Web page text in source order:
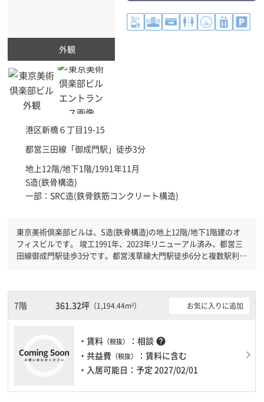
外観
港区新橋６丁目19-15
都営三田線「御成門駅 」徒歩3分
地上12階/地下1階/1991年11月
S造(鉄骨構造)
一部：SRC造(鉄骨鉄筋コンクリート構造)
東京美術倶楽部ビルは、S造(鉄骨構造)の地上12階/地下1階建のオ
フィスビルです。 竣工1991年、2023年リニューアル済み、都営三
田線御成門駅徒歩3分です。都営浅草線大門駅徒歩6分と複数駅利用
かりとしています。土日・祝日も利用可能になりますので時間帯を
気にせず利用できます。駐車場もありますので、車を利用されるお
7階 361.32坪 （1,194.44m²） お気に入りに追加
・賃料 （税抜） ：相談 help
・共益費 （税抜）
：賃料に含む
・入居可能日：予定 2027/02/01